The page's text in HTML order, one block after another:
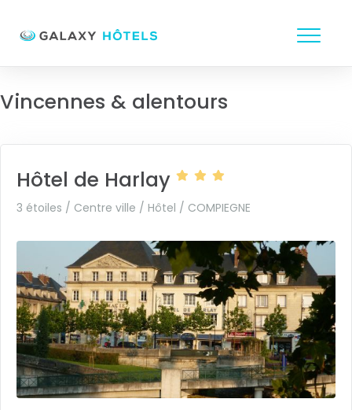
Vincennes & alentours
Hôtel de Harlay
3 étoiles / Centre ville / Hôtel / COMPIEGNE